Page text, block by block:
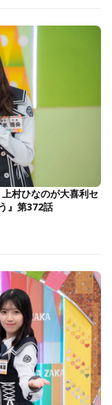
村ひなのが大喜利セ
』第372話